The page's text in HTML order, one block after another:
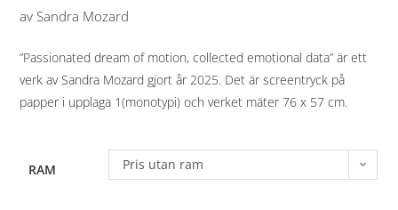
av Sandra Mozard
”Passionated dream of motion, collected emotional data” är ett
verk av Sandra Mozard gjort år 2025. Det är screentryck på
papper i upplaga 1(monotypi) och verket mäter 76 x 57 cm.
RAM Pris utan ram